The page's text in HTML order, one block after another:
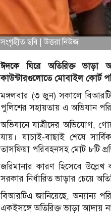
সংগৃহীত ছবি | উত্তরা নিউজ
ঈদকে ঘিরে অতিরিক্ত ভাড়া
কাউন্টারগুলোতে মোবাইল কোর্ট
মঙ্গলবার (৩ জুন) সকালে
পুলিশের সহায়তায় এ অভিযান
অভিযানে যাত্রীদের অভিযোগ,
যায়। যাচাই-বাছাই শেষে
তাসফিয়া পরিবহনসহ মোট ৮টি
জরিমানার কারণ হিসেবে
সরকার নির্ধারিত ভাড়ার চেয়ে
বিআরটিএ জানিয়েছে, অন্যান্য
একইসঙ্গে অতিরিক্ত ভাড়া আদায়